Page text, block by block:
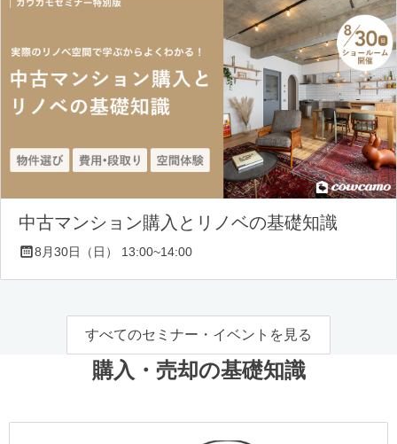
中古マンション購入とリノベの基礎知識
8月30日（日） 13:00~14:00
すべてのセミナー・イベントを見る
購入・売却の基礎知識